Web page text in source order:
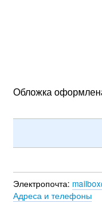
Обложка
Электропочта:
Адреса и телефоны